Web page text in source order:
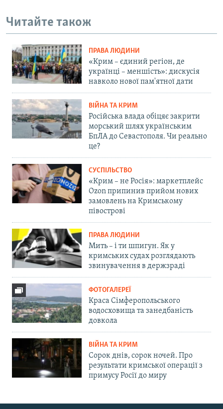
Читайте також
ПРАВА ЛЮДИНИ
«Крим – єдиний регіон, де
українці – меншість»: дискусія
навколо нової пам'ятної дати
ВІЙНА ТА КРИМ
Російська влада обіцяє закрити
морський шлях українським
БпЛА до Севастополя. Чи реально
це?
СУСПІЛЬСТВО
«Крим – не Росія»: маркетплейс
Ozon припинив прийом нових
замовлень на Кримському
півострові
ПРАВА ЛЮДИНИ
Мить – і ти шпигун. Як у
кримських судах розглядають
звинувачення в держзраді
ФОТОГАЛЕРЕЇ
Краса Сімферопольського
водосховища та занедбаність
довкола
ВІЙНА ТА КРИМ
Сорок днів, сорок ночей. Про
результати кримської операції з
примусу Росії до миру